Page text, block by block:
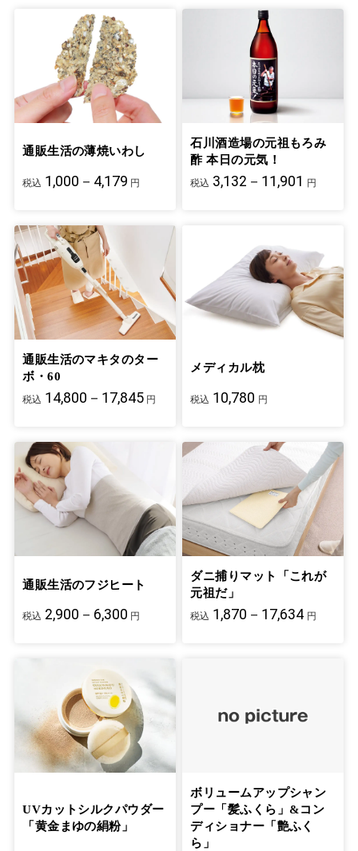
通販生活の薄焼いわし
税込 1,000－4,179 円
石川酒造場の元祖もろみ
酢 本日の元気！
税込 3,132－11,901 円
通販生活のマキタのター
ボ・60
税込 14,800－17,845 円
メディカル枕
税込 10,780 円
通販生活のフジヒート
税込 2,900－6,300 円
ダニ捕りマット「これが
元祖だ」
税込 1,870－17,634 円
UVカットシルクパウダー
「黄金まゆの絹粉」
ボリュームアップシャン
プー「髪ふくら」&コン
ディショナー「艶ふく
ら」